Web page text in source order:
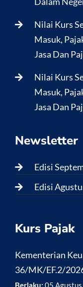
Nilai Kurs
Masuk,
Jasa Dan
Nilai Kurs
Masuk,
Jasa Dan
Newsletter
Edisi
Edisi
Kurs Pajak
Kementerian
36/MK/EF.2/
Berlaku: 05